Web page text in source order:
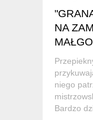
NA
niego
Bardzo